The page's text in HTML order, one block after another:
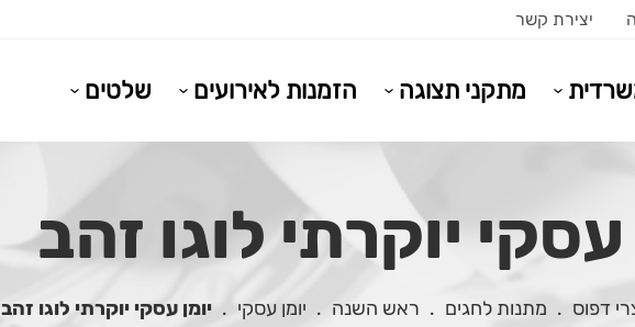
יצירת קשר
מתקני תצוגה הזמנות לאירועים שלטים
עסקי יוקרתי לוגו זהב
דפוס . מתנות לחגים . ראש השנה . יומן עסקי . יומן עסקי יוקרתי לוגו זהב